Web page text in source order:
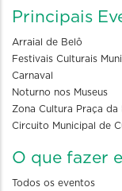
Principais
Arraial de Belô
Festivais Culturais
Carnaval
Noturno nos Museus
Zona Cultura Praça da
Circuito Municipal de
O que fazer
Todos os eventos